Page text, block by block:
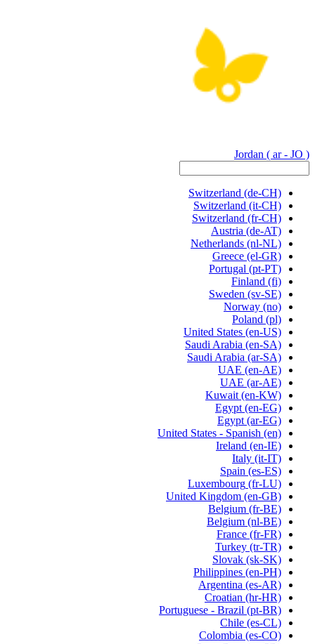
Jordan ( ar - JO )
Switzerland (de-CH)
Switzerland (it-CH)
Switzerland (fr-CH)
Austria (de-AT)
Netherlands (nl-NL)
Greece (el-GR)
Portugal (pt-PT)
Finland (fi)
Sweden (sv-SE)
Norway (no)
Poland (pl)
United States (en-US)
Saudi Arabia (en-SA)
Saudi Arabia (ar-SA)
UAE (en-AE)
UAE (ar-AE)
Kuwait (en-KW)
Egypt (en-EG)
Egypt (ar-EG)
United States - Spanish (en)
Ireland (en-IE)
Italy (it-IT)
Spain (es-ES)
Luxembourg (fr-LU)
United Kingdom (en-GB)
Belgium (fr-BE)
Belgium (nl-BE)
France (fr-FR)
Turkey (tr-TR)
Slovak (sk-SK)
Philippines (en-PH)
Argentina (es-AR)
Croatian (hr-HR)
Portuguese - Brazil (pt-BR)
Chile (es-CL)
Colombia (es-CO)